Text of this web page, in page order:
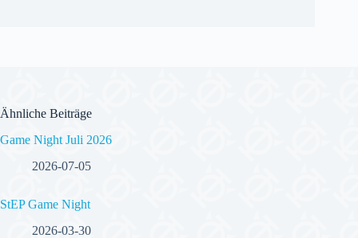
Ähnliche Beiträge
Game Night Juli 2026
2026-07-05
StEP Game Night
2026-03-30